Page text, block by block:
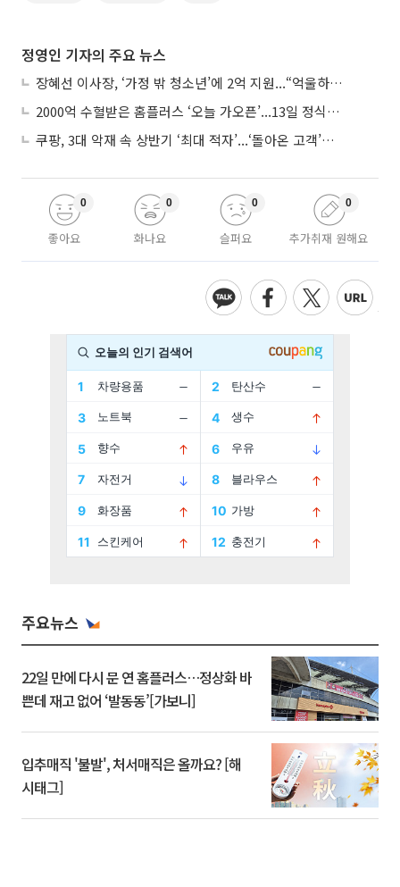
정영인 기자의 주요 뉴스
장혜선 이사장, ‘가정 밖 청소년’에 2억 지원...“억울하고 아파도 단단해지길”
2000억 수혈받은 홈플러스 ‘오늘 가오픈’...13일 정식 개장 시험대
쿠팡, 3대 악재 속 상반기 ‘최대 적자’...‘돌아온 고객’에 수익성 반등 주목
좋아요
0
화나요
0
슬퍼요
0
추가취재 원해요
0
주요뉴스
22일 만에 다시 문 연 홈플러스…정상화 바
쁜데 재고 없어 ‘발동동’[가보니]
입추매직 '불발', 처서매직은 올까요? [해
시태그]